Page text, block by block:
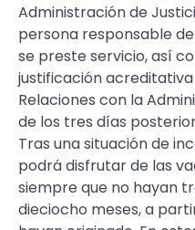
Administración de
persona responsable
se preste servicio, así
justificación
Relaciones con la
de los tres días
Tras una situación de
podrá disfrutar de las
siempre que no hayan
dieciocho meses, a